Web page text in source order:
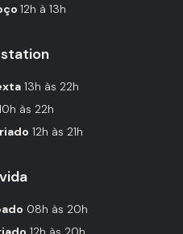
12h à 13h
13h às 22h
às 22h
12h às 21h
08h às 20h